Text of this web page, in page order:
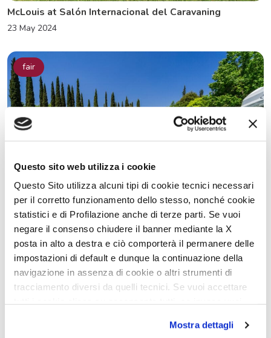
Questo sito web utilizza i cookie
Questo Sito utilizza alcuni tipi di cookie tecnici necessari
per il corretto funzionamento dello stesso, nonché cookie
statistici e di Profilazione anche di terze parti. Se vuoi
negare il consenso chiudere il banner mediante la X
posta in alto a destra e ciò comporterà il permanere delle
impostazioni di default e dunque la continuazione della
navigazione in assenza di cookie o altri strumenti di
tracciamento diversi da quelli tecnici. Se vuoi accettare
su acconsento selezionati. Se vuoi saperne di più clicca
Mostra dettagli
McLouis at Salón Internacional del Caravaning
23 May 2024
fair
2019/2020 Motorhome shows calendar
23 May 2024
fair